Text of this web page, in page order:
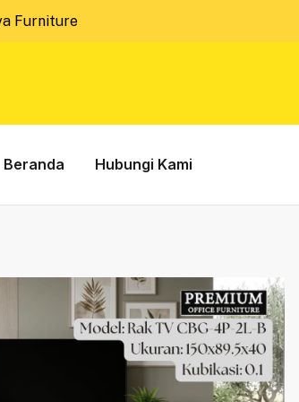
Furniture
Beranda Hubungi Kami